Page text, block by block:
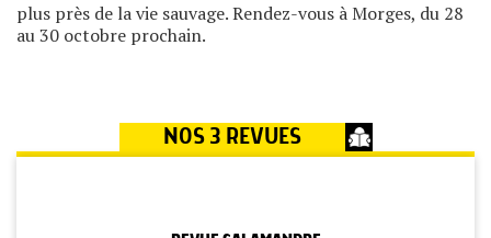
plus près de la vie sauvage. Rendez-vous à Morges, du 28
au 30 octobre prochain.
NOS 3 REVUES